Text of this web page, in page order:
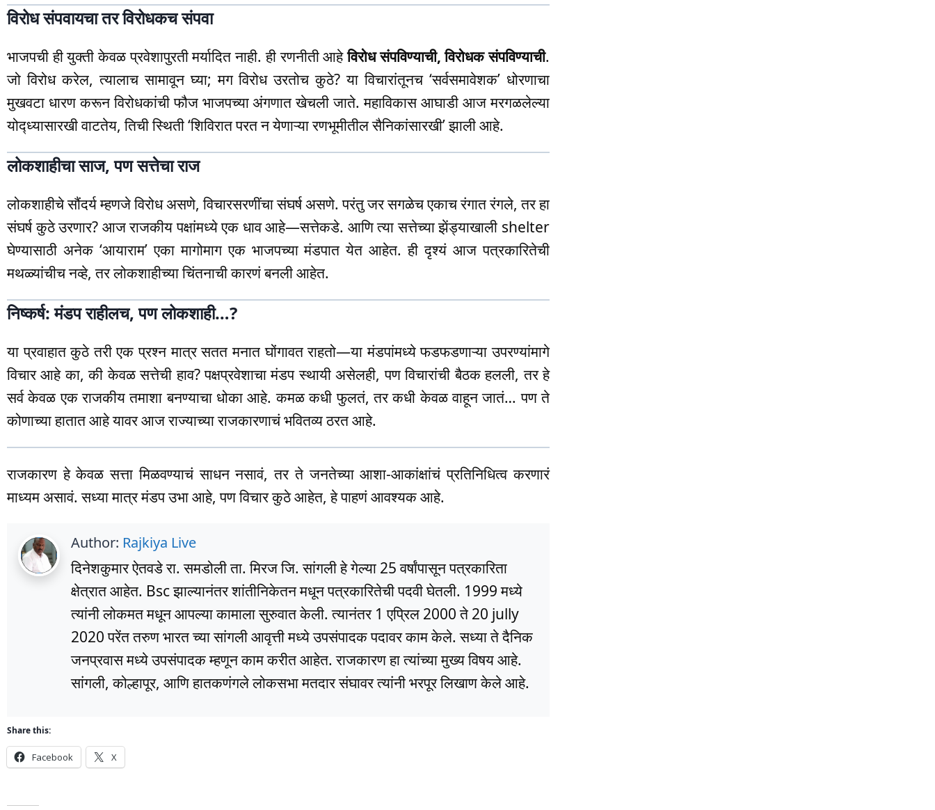
विरोध संपवायचा तर विरोधकच संपवा
भाजपची ही युक्ती केवळ प्रवेशापुरती मर्यादित नाही. ही रणनीती आहेविरोध संपविण्याची, विरोधक संपविण्याची.
जो विरोध करेल, त्यालाच सामावून घ्या; मग विरोध उरतोच कुठे? या विचारांतूनच ‘सर्वसमावेशक’ धोरणाचा
मुखवटा धारण करून विरोधकांची फौज भाजपच्या अंगणात खेचली जाते. महाविकास आघाडी आज मरगळलेल्या
योद्ध्यासारखी वाटतेय, तिची स्थिती ‘शिविरात परत न येणाऱ्या रणभूमीतील सैनिकांसारखी’ झाली आहे.
लोकशाहीचा साज, पण सत्तेचा राज
लोकशाहीचे सौंदर्य म्हणजे विरोध असणे, विचारसरणींचा संघर्ष असणे. परंतु जर सगळेच एकाच रंगात रंगले, तर हा
संघर्ष कुठे उरणार? आज राजकीय पक्षांमध्ये एक धाव आहे—सत्तेकडे. आणि त्या सत्तेच्या झेंड्याखाली shelter
घेण्यासाठी अनेक ‘आयाराम’ एका मागोमाग एक भाजपच्या मंडपात येत आहेत. ही दृश्यं आज पत्रकारितेची
मथळ्यांचीच नव्हे, तर लोकशाहीच्या चिंतनाची कारणं बनली आहेत.
निष्कर्ष: मंडप राहीलच, पण लोकशाही…?
या प्रवाहात कुठे तरी एक प्रश्न मात्र सतत मनात घोंगावत राहतो—या मंडपांमध्ये फडफडणाऱ्या उपरण्यांमागे
विचार आहे का, की केवळ सत्तेची हाव? पक्षप्रवेशाचा मंडप स्थायी असेलही, पण विचारांची बैठक हलली, तर हे
सर्व केवळ एक राजकीय तमाशा बनण्याचा धोका आहे. कमळ कधी फुलतं, तर कधी केवळ वाहून जातं… पण ते
कोणाच्या हातात आहे यावर आज राज्याच्या राजकारणाचं भवितव्य ठरत आहे.
राजकारण हे केवळ सत्ता मिळवण्याचं साधन नसावं, तर ते जनतेच्या आशा-आकांक्षांचं प्रतिनिधित्व करणारं
माध्यम असावं. सध्या मात्र मंडप उभा आहे, पण विचार कुठे आहेत, हे पाहणं आवश्यक आहे.
Author: Rajkiya Live
दिनेशकुमार ऐतवडे रा. समडोली ता. मिरज जि. सांगली हे गेल्या 25 वर्षांपासून पत्रकारिता
क्षेत्रात आहेत. Bsc झाल्यानंतर शांतीनिकेतन मधून पत्रकारितेची पदवी घेतली. 1999 मध्ये
त्यांनी लोकमत मधून आपल्या कामाला सुरुवात केली. त्यानंतर 1 एप्रिल 2000 ते 20 jully
2020 परेंत तरुण भारत च्या सांगली आवृत्ती मध्ये उपसंपादक पदावर काम केले. सध्या ते दैनिक
जनप्रवास मध्ये उपसंपादक म्हणून काम करीत आहेत. राजकारण हा त्यांच्या मुख्य विषय आहे.
सांगली, कोल्हापूर, आणि हातकणंगले लोकसभा मतदार संघावर त्यांनी भरपूर लिखाण केले आहे.
Share this:
Facebook X